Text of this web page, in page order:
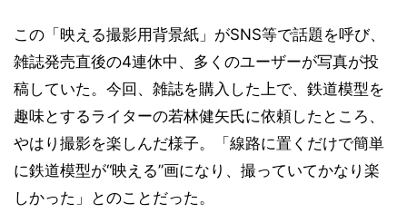
この「映える撮影用背景紙」がSNS等で話題を呼び、
雑誌発売直後の4連休中、多くのユーザーが写真が投
稿していた。今回、雑誌を購入した上で、鉄道模型を
趣味とするライターの若林健矢氏に依頼したところ、
やはり撮影を楽しんだ様子。「線路に置くだけで簡単
に鉄道模型が“映える”画になり、撮っていてかなり楽
しかった」とのことだった。